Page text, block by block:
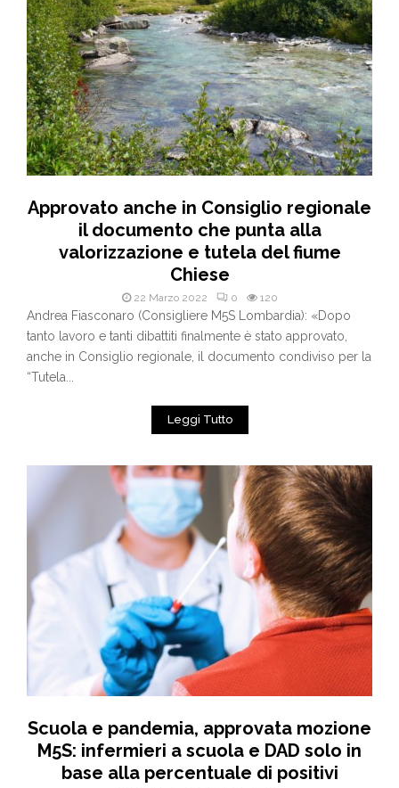
Approvato anche in Consiglio regionale
il documento che punta alla
valorizzazione e tutela del fiume
Chiese
22 Marzo 2022 0 120
Andrea Fiasconaro (Consigliere M5S Lombardia): «Dopo
tanto lavoro e tanti dibattiti finalmente è stato approvato,
anche in Consiglio regionale, il documento condiviso per la
“Tutela...
Leggi Tutto
Scuola e pandemia, approvata mozione
M5S: infermieri a scuola e DAD solo in
base alla percentuale di positivi